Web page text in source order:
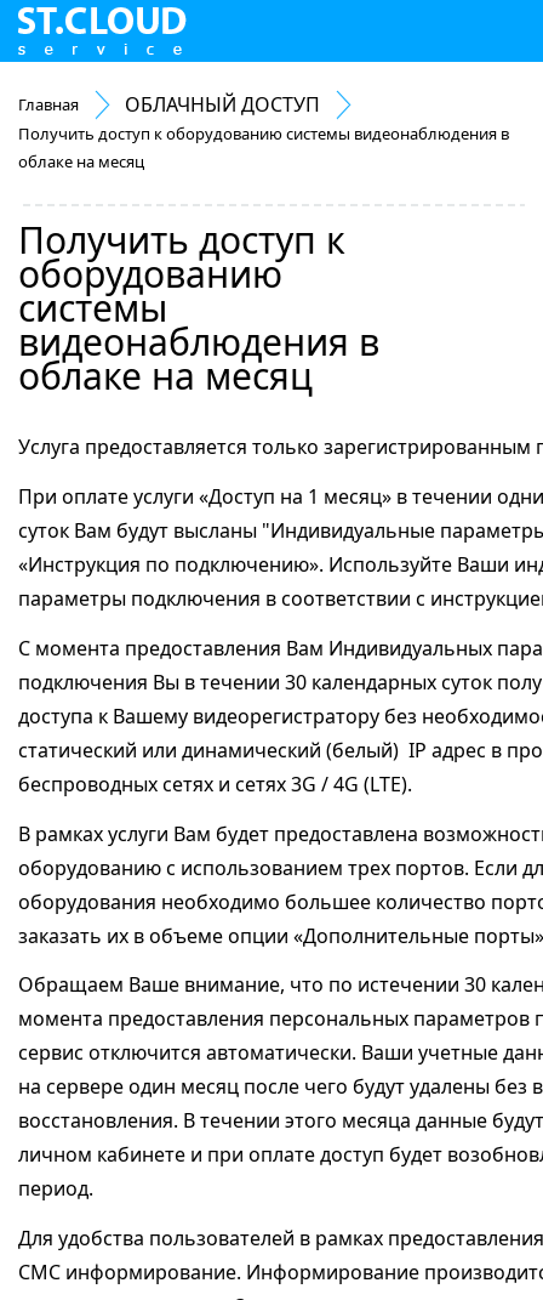
Главная ОБЛАЧНЫЙ ДОСТУП
Получить доступ к оборудованию системы видеонаблюдения в
облаке на месяц
Получить доступ к
оборудованию
системы
видеонаблюдения в
облаке на месяц
Услуга предоставляется только зарегистрированным
При оплате услуги «Доступ на 1 месяц» в течении
суток Вам будут высланы "Индивидуальные
«Инструкция по подключению». Используйте Ваши
параметры подключения в соответствии с
С момента предоставления Вам Индивидуальных
подключения Вы в течении 30 календарных суток
доступа к Вашему видеорегистратору без
статический или динамический (белый) IP адрес в
беспроводных сетях и сетях 3G / 4G (LTE).
В рамках услуги Вам будет предоставлена
оборудованию с использованием трех портов. Если
оборудования необходимо большее количество
заказать их в объеме опции «Дополнительные
Обращаем Ваше внимание, что по истечении 30
момента предоставления персональных параметров
сервис отключится автоматически. Ваши учетные
на сервере один месяц после чего будут удалены без
восстановления. В течении этого месяца данные
личном кабинете и при оплате доступ будет
период.
Для удобства пользователей в рамках
СМС информирование. Информирование